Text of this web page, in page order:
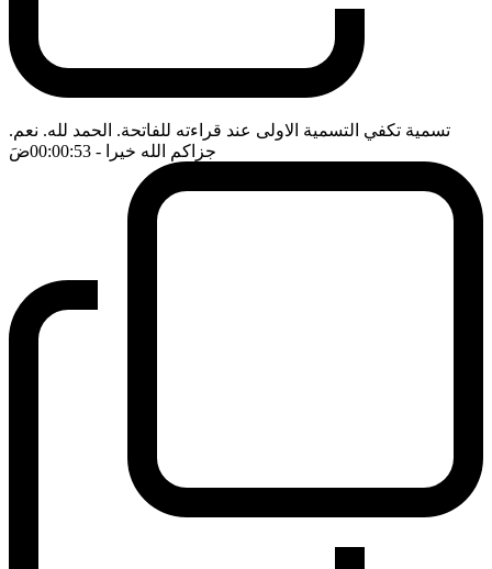
تسمية تكفي التسمية الاولى عند قراءته للفاتحة. الحمد لله. نعم.
جزاكم الله خيرا - 00:00:53 ضَ